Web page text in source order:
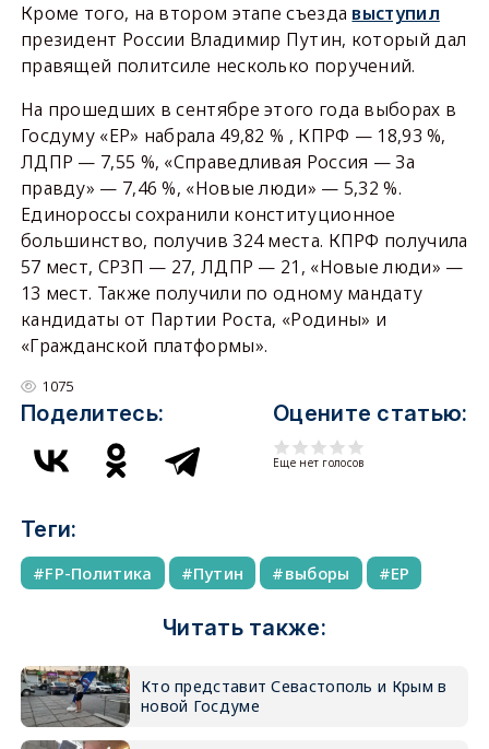
Кроме того, на втором этапе съезда выступил
президент России Владимир Путин, который дал
правящей политсиле несколько поручений.
На прошедших в сентябре этого года выборах в
Госдуму «ЕР» набрала 49,82 % , КПРФ — 18,93 %,
ЛДПР — 7,55 %, «Справедливая Россия — За
правду» — 7,46 %, «Новые люди» — 5,32 %.
Единороссы сохранили конституционное
большинство, получив 324 места. КПРФ получила
57 мест, СРЗП — 27, ЛДПР — 21, «Новые люди» —
13 мест. Также получили по одному мандату
кандидаты от Партии Роста, «Родины» и
«Гражданской платформы».
1075
Поделитесь: Оцените статью:
Еще нет голосов
Теги:
FP-Политика Путин выборы ЕР
Читать также:
Кто представит Севастополь и Крым в
новой Госдуме